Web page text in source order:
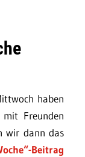
haben
Freunden
wir dann das
Beitrag